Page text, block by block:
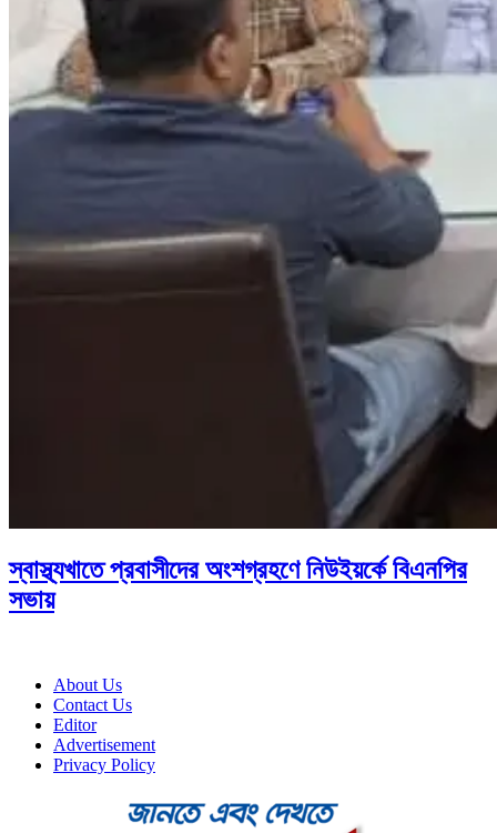
স্বাস্থ্যখাতে প্রবাসীদের অংশগ্রহণে নিউইয়র্কে বিএনপির
সভায়
About Us
Contact Us
Editor
Advertisement
Privacy Policy